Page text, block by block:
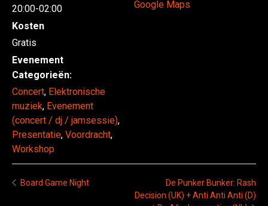
20:00-02:00
Kosten
Gratis
Evenement
Categorieën:
Concert, Elektronische
muziek, Evenement
(concert / dj / jamsessie),
Presentatie, Voordracht,
Workshop
Google Maps
Board Game Night
De Punker Bunker: Rash
Decision (UK) + Anti Anti Anti (D)